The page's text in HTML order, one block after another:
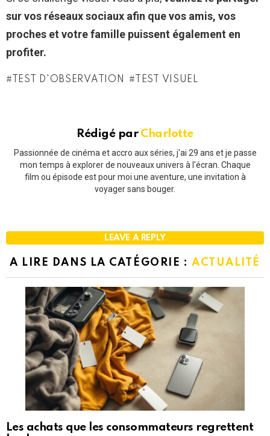
sur vos réseaux sociaux afin que vos amis, vos
proches et votre famille puissent également en
profiter.
TEST D'OBSERVATION TEST VISUEL
Rédigé par Charlotte
Passionnée de cinéma et accro aux séries, j'ai 29 ans et je passe
mon temps à explorer de nouveaux univers à l'écran. Chaque
film ou épisode est pour moi une aventure, une invitation à
voyager sans bouger.
LEAVE A REPLY
A LIRE DANS LA CATÉGORIE : ACTUALITÉ
Les achats que les consommateurs regrettent